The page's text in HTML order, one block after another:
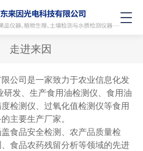
走进来因
公司是一家致力于农业信息化发
研发、生产食用油检测仪、食用油
检测仪、过氧化值检测仪等食用
主要生产厂家。
食品安全检测、农产品质量检
食品农药残留分析等领域的先进